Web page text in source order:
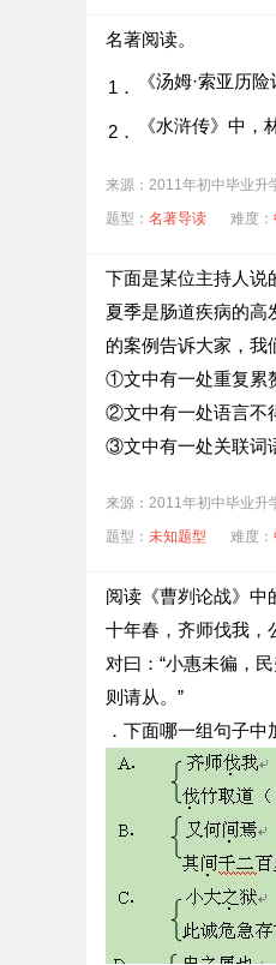
名著阅读。
1． 《汤姆·索亚历
2． 《水浒传》中
来源：2011年初中毕业升
题型： 名著导读 难度：
下面是某位主持人说
夏季是肠道疾病的高
的案例告诉大家，我
①文中有一处重复累
②文中有一处语言不
③文中有一处关联词
来源：2011年初中毕业升
题型： 未知题型 难度：
阅读《曹刿论战》中
十年春，齐师伐我，
对曰：“小惠未徧，
则请从。”
．下面哪一组句子